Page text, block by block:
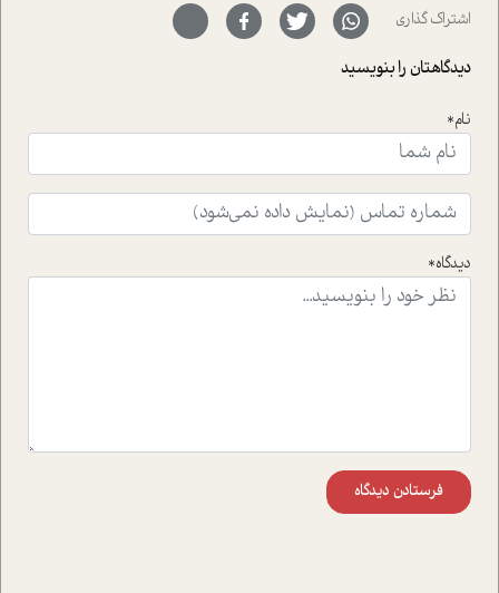
سر نهاده است و نیز کرامت عزیز زاده؛ سفیر صلح و دوستی که
با رکاب زدن در بیش از هفتاد کشور و کاشتن درخت، به نماد
حمایت از محیط زیست و منابع طبیعی تبدیل گشته
است.فصل روایت اجنبی ها در این شماره به دو موضوع
ای که به زندگی شگفت انگیز جین گودال و تاثیرات کاوش های
ایشان در حوزه ی شامپانزه ها بر زندگی امروزی ما نگاهی
افکنده است.فصل اتاق 333 شما را پای صحبت یک تجربه ی
واقعی در ارتباط با اختلال شخصیت اسکزوئید و مشکلات و نیز
راهکارهای حل آن قرار می دهد که در اتاق درمان اتفاق افتاده
موثرترین راهکارهای استفاده از هوش مصنوعی در حوزه های
اشتراک گذاری
دیدگاهتان را بنویسید
نام*
دیدگاه*
فرستادن دیدگاه